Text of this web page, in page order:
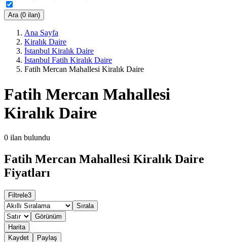
Ara (0 ilan)
Ana Sayfa
Kiralık Daire
İstanbul Kiralık Daire
İstanbul Fatih Kiralık Daire
Fatih Mercan Mahallesi Kiralık Daire
Fatih Mercan Mahallesi
Kiralık Daire
0 ilan bulundu
Fatih Mercan Mahallesi Kiralık Daire
Fiyatları
Filtrele3
Sırala
Görünüm
Harita
Kaydet
Paylaş